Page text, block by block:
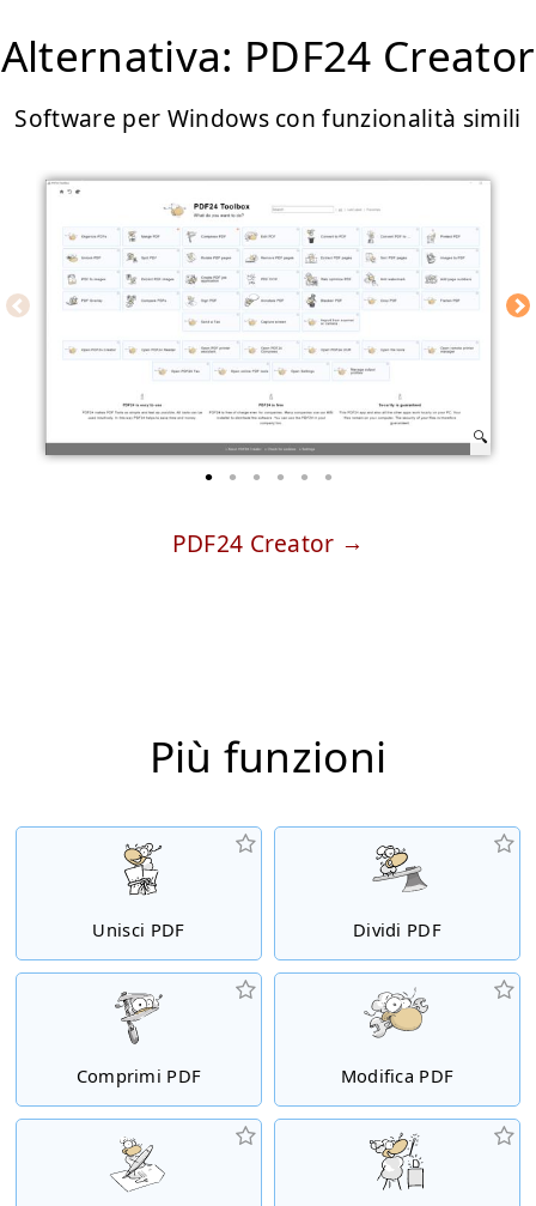
Alternativa: PDF24 Creator
Software per Windows con funzionalità simili
PDF24 Creator
Più funzioni
Unisci PDF Dividi PDF
Comprimi PDF Modifica PDF